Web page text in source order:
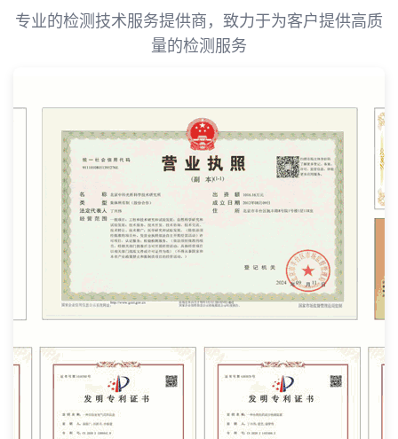
专业的检测技术服务提供商，致力于为客户提供高质
量的检测服务